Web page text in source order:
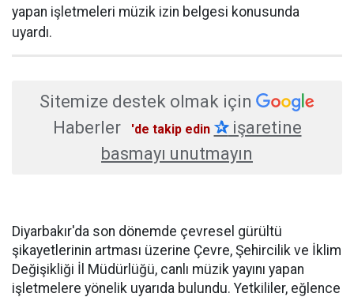
yapan işletmeleri müzik izin belgesi konusunda
uyardı.
Sitemize destek olmak için
Haberler
'de takip edin ✰işaretine
basmayı unutmayın
Diyarbakır'da son dönemde çevresel gürültü
şikayetlerinin artması üzerine Çevre, Şehircilik ve İklim
Değişikliği İl Müdürlüğü, canlı müzik yayını yapan
işletmelere yönelik uyarıda bulundu. Yetkililer, eğlence